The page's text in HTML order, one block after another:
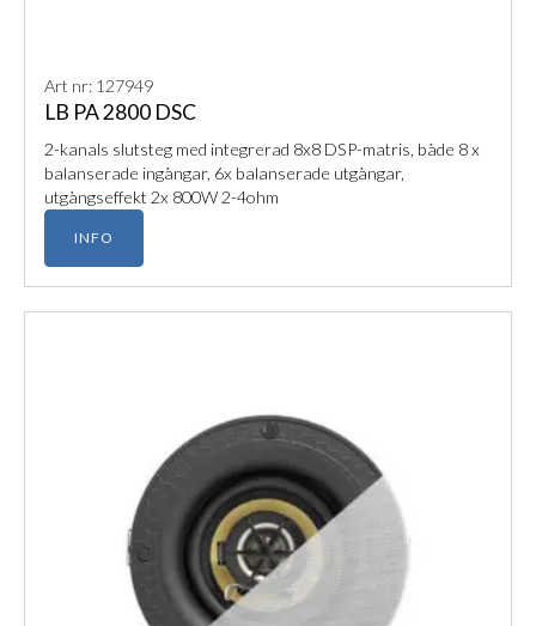
Art nr: 127949
LB PA 2800 DSC
2-kanals slutsteg med integrerad 8x8 DSP-matris, både 8 x
balanserade ingångar, 6x balanserade utgångar,
utgångseffekt 2x 800W 2-4ohm
INFO